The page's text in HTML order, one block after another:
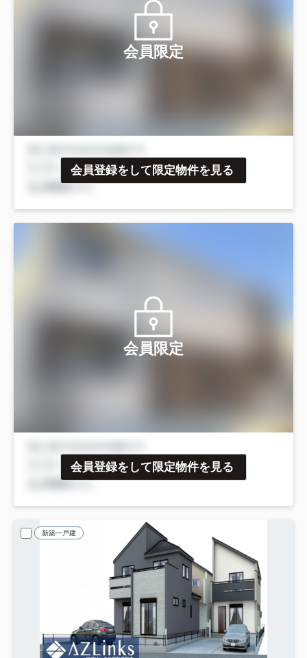
会員限定
会員登録をして限定物件を見る
会員限定
会員登録をして限定物件を見る
新築一戸建